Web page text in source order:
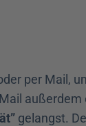
per Mail,
außerdem
gelangst.